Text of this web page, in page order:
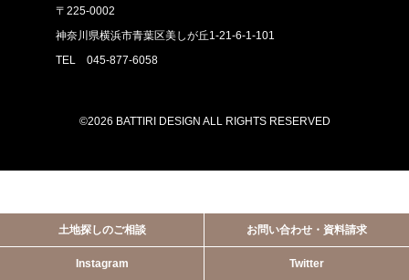
〒225-0002
神奈川県横浜市青葉区美しが丘1-21-6-1-101
TEL 045-877-6058
©2026 BATTIRI DESIGN ALL RIGHTS RESERVED
土地探しのご相談 お問い合わせ・資料請求
Instagram Twitter